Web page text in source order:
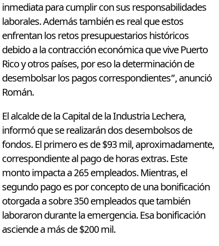
inmediata para cumplir con sus responsabilidades
laborales. Además también es real que estos
enfrentan los retos presupuestarios históricos
debido a la contracción económica que vive Puerto
Rico y otros países, por eso la determinación de
desembolsar los pagos correspondientes”, anunció
Román.
El alcalde de la Capital de la Industria Lechera,
informó que se realizarán dos desembolsos de
fondos. El primero es de $93 mil, aproximadamente,
correspondiente al pago de horas extras. Este
monto impacta a 265 empleados. Mientras, el
segundo pago es por concepto de una bonificación
otorgada a sobre 350 empleados que también
laboraron durante la emergencia. Esa bonificación
asciende a más de $200 mil.